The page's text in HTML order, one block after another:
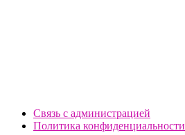
Связь с администрацией
Политика конфиденциальности